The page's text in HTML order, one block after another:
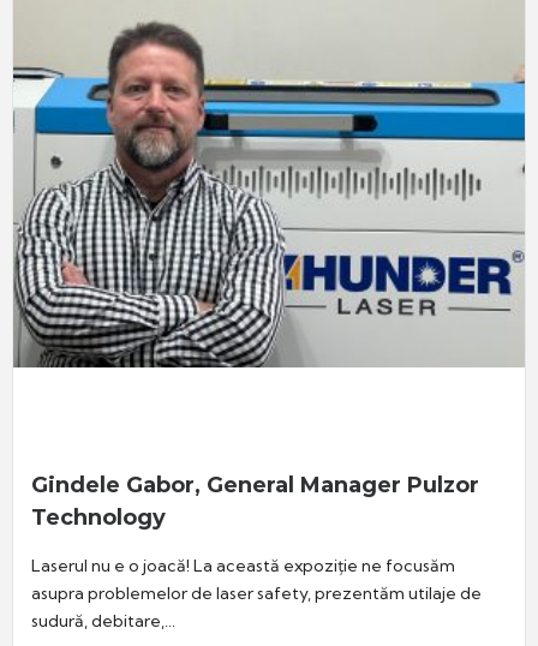
Gindele Gabor, General Manager Pulzor
Technology
Laserul nu e o joacă! La această expoziție ne focusăm
asupra problemelor de laser safety, prezentăm utilaje de
sudură, debitare,...